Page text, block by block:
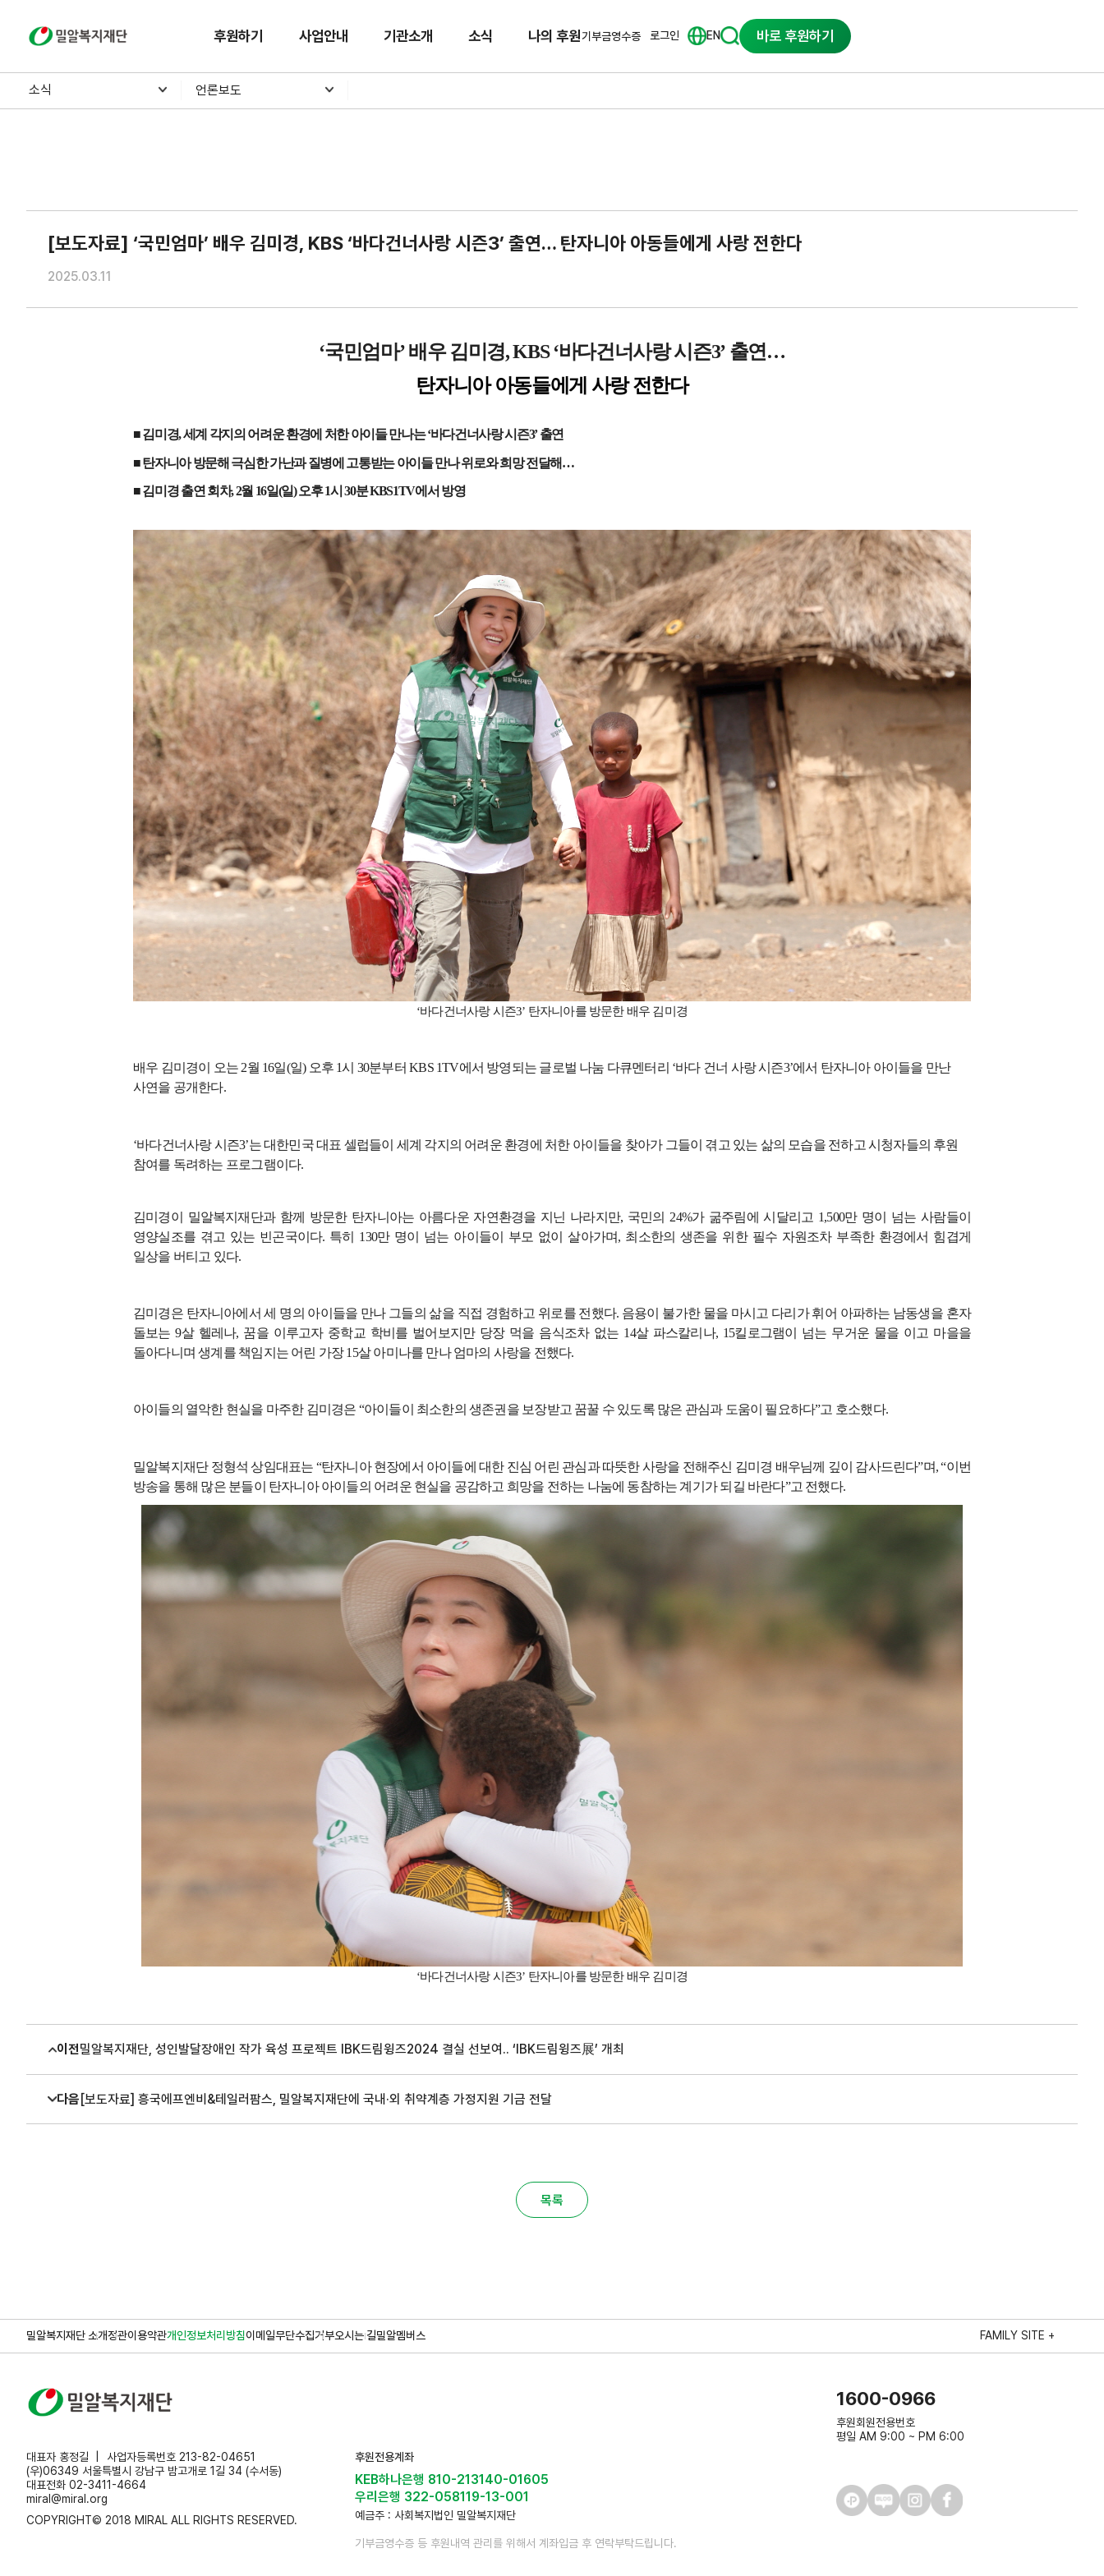
밀알복지재단 후원하기 사업안내 기관소개 소식 나의 후원기부금영수증 로그인 EN 바로 후원하기
소식 언론보도
[보도자료] ‘국민엄마’ 배우 김미경, KBS ‘바다건너사랑 시즌3’ 출연… 탄자니아 아동들에게 사랑 전한다
2025.03.11
‘국민엄마’배우 김미경,KBS ‘바다건너사랑 시즌3’ 출연…
탄자니아 아동들에게 사랑 전한다
■ 김미경,세계 각지의 어려운 환경에 처한 아이들 만나는‘바다건너사랑 시즌3’출연
■ 탄자니아 방문해 극심한 가난과 질병에 고통받는 아이들 만나 위로와 희망 전달해…
■ 김미경 출연 회차, 2월 16일(일)오후1시 30분KBS1TV에서 방영
‘바다건너사랑 시즌3’ 탄자니아를 방문한 배우 김미경
배우 김미경이 오는 2월 16일(일) 오후1시 30분부터 KBS 1TV에서 방영되는 글로벌 나눔 다큐멘터리 ‘바다 건너 사랑 시즌3’에서 탄자니아 아이들을 만난
사연을 공개한다.
‘바다건너사랑 시즌3’는 대한민국 대표 셀럽들이 세계 각지의 어려운 환경에 처한 아이들을 찾아가 그들이 겪고 있는 삶의 모습을 전하고 시청자들의 후원
참여를 독려하는 프로그램이다.
김미경이 밀알복지재단과 함께 방문한 탄자니아는 아름다운 자연환경을 지닌 나라지만, 국민의 24%가 굶주림에 시달리고 1,500만 명이 넘는 사람들이
영양실조를 겪고 있는 빈곤국이다. 특히 130만 명이 넘는 아이들이 부모 없이 살아가며, 최소한의 생존을 위한 필수 자원조차 부족한 환경에서 힘겹게
일상을 버티고 있다.
김미경은 탄자니아에서 세 명의 아이들을 만나 그들의 삶을 직접 경험하고 위로를 전했다. 음용이 불가한 물을 마시고 다리가 휘어 아파하는 남동생을 혼자
돌보는 9살 헬레나, 꿈을 이루고자 중학교 학비를 벌어보지만 당장 먹을 음식조차 없는 14살 파스칼리나, 15킬로그램이 넘는 무거운 물을 이고 마을을
돌아다니며 생계를 책임지는 어린 가장15살 아미나를 만나 엄마의 사랑을 전했다.
아이들의 열악한 현실을 마주한 김미경은 “아이들이 최소한의 생존권을 보장받고 꿈꿀 수 있도록 많은 관심과 도움이 필요하다”고 호소했다.
밀알복지재단 정형석 상임대표는 “탄자니아 현장에서 아이들에 대한 진심 어린 관심과 따뜻한 사랑을 전해주신 김미경 배우님께 깊이 감사드린다”며, “이번
방송을 통해 많은 분들이 탄자니아 아이들의 어려운 현실을 공감하고 희망을 전하는 나눔에 동참하는 계기가 되길 바란다”고 전했다.
‘바다건너사랑 시즌3’ 탄자니아를 방문한 배우 김미경
이전밀알복지재단, 성인발달장애인 작가 육성 프로젝트 IBK드림윙즈2024 결실 선보여.. ‘IBK드림윙즈展’ 개최
다음 [보도자료] 흥국에프엔비&테일러팜스, 밀알복지재단에 국내·외 취약계층 가정지원 기금 전달
목록
밀알복지재단 소개정관이용약관개인정보처리방침이메일무단수집거부오시는 길밀알멤버스 FAMILY SITE +
대표자 홍정길
사업자등록번호 213-82-04651
(우)06349 서울특별시 강남구 밤고개로 1길 34 (수서동)
대표전화 02-3411-4664
miral@miral.org
COPYRIGHT© 2018 MIRAL ALL RIGHTS RESERVED.
후원전용계좌
KEB하나은행 810-213140-01605
우리은행 322-058119-13-001
예금주 : 사회복지법인 밀알복지재단
기부금영수증 등 후원내역 관리를 위해서 계좌입금 후 연락부탁드립니다.
1600-0966
후원회원전용번호
평일 AM 9:00 ~ PM 6:00